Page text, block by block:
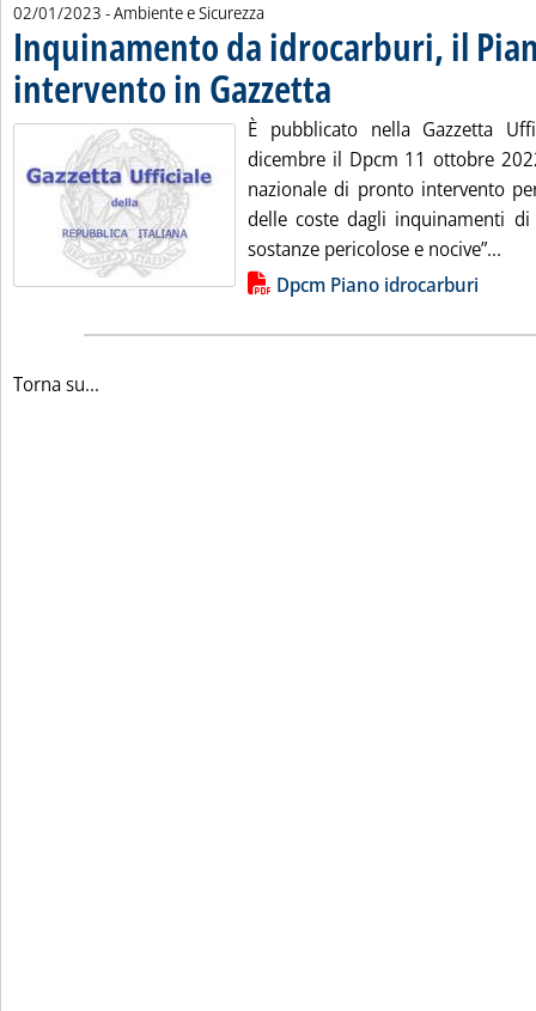
02/01/2023 - Ambiente e Sicurezza
Inquinamento da idrocarburi, il
intervento in Gazzetta
È pubblicato nella Gazzetta
dicembre il Dpcm 11 ottobre
nazionale di pronto intervento
delle coste dagli inquinamenti
sostanze pericolose e nocive”...
Lista allegati PDF alla notiziaDpcm Piano idrocarburi
Torna su...